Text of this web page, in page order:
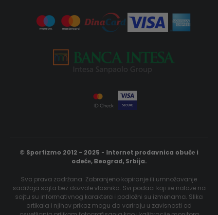
© Sportizmo 2012 - 2025 - Internet prodavnica obućе i
odećе, Beograd, Srbija.
Sva prava zadržana. Zabranjeno kopiranje ili umnožavanje
sadržaja sajta bez dozvole vlasnika. Svi podaci koji se nalaze na
sajtu su informativnog karaktera i podložni su izmenama. Slika
artikala i njihov prikaz mogu da variraju u zavisnosti od